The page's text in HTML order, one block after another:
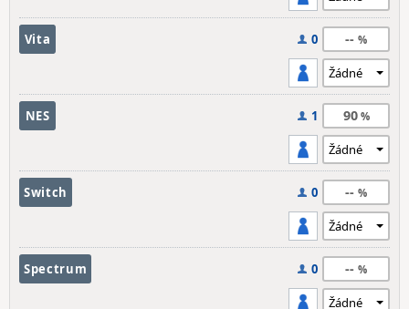
Vita 0 --
NES 1 90
Switch 0 --
Spectrum 0 --